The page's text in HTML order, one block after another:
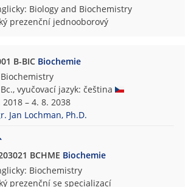
Biology and Biochemistry
prezenční jednooborový
B-BIC Biochemie
vyučovací jazyk: čeština
– 4. 8. 2038
Jan Lochman, Ph.D.
BCHME Biochemie
Biochemistry
prezenční se specializací